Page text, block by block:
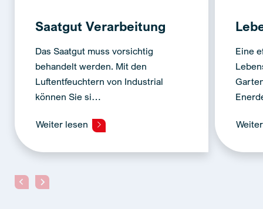
Saatgut Verarbeitung
Das Saatgut muss vorsichtig
behandelt werden. Mit den
Luftentfeuchtern von Industrial
können Sie si…
Weiter lesen
Eine